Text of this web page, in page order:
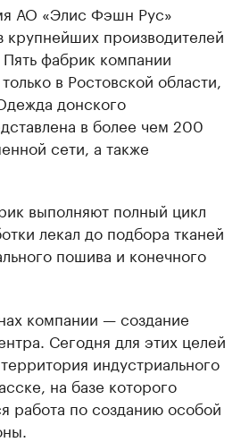
АО «Элис Фэшн Рус»
крупнейших производителей
фабрик компании
в Ростовской области,
донского
в более чем 200
сети, а также
выполняют полный цикл
лекал до подбора тканей
пошива и конечного
компании — создание
Сегодня для этих целей
индустриального
на базе которого
работа по созданию особой